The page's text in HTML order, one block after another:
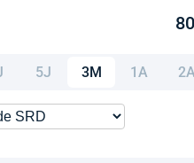
5J 3M 1A